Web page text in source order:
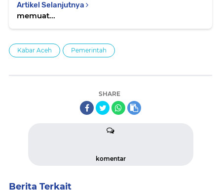
Artikel Selanjutnya
memuat...
Kabar Aceh Pemerintah
SHARE
komentar
Berita Terkait